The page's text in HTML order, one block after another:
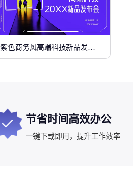
紫色商务风高端科技新品发布会
节省时间高效办公
一键下载即用，提升工作效率